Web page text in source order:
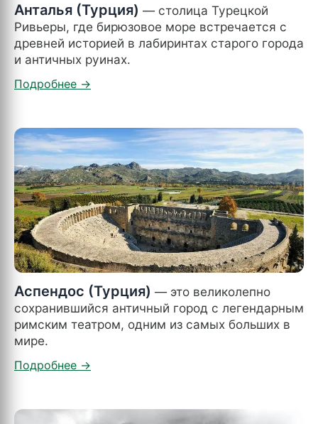
Анталья (Турция) — столица Турецкой
Ривьеры, где бирюзовое море встречается с
древней историей в лабиринтах старого города
и античных руинах.
Аспендос (Турция) — это великолепно
сохранившийся античный город с легендарным
римским театром, одним из самых больших в
мире.